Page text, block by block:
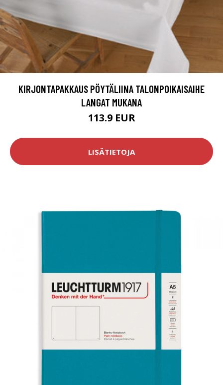
KIRJONTAPAKKAUS PÖYTÄLIINA TALONPOIKAISAIHE
LANGAT MUKANA
113.9 EUR
LISÄTIETOJA